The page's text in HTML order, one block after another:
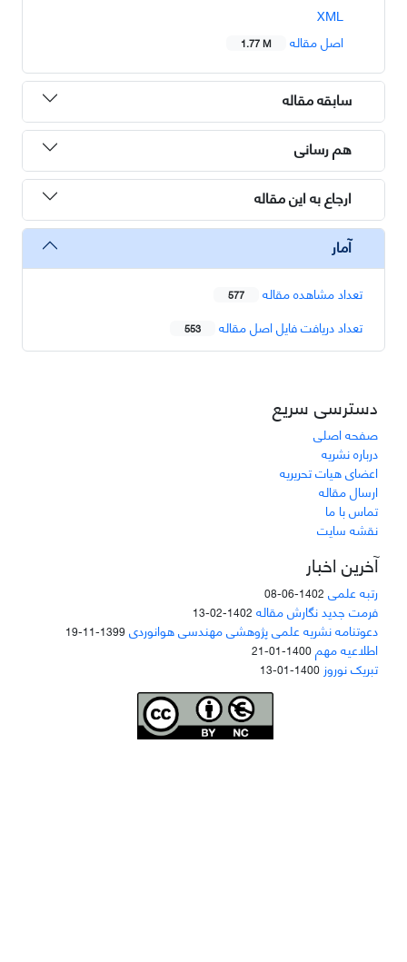
XML
اصل مقاله
1.77 M
سابقه مقاله
هم رسانی
ارجاع به این مقاله
آمار
تعداد مشاهده مقاله 577
تعداد دریافت فایل اصل مقاله 553
دسترسی سریع
صفحه اصلی
درباره نشریه
اعضای هیات تحریریه
ارسال مقاله
تماس با ما
نقشه سایت
آخرین اخبار
رتبه علمی 1402-06-08
فرمت جدید نگارش مقاله 1402-02-13
دعوتنامه نشریه علمی پژوهشی مهندسی هوانوردی1399-11-19
اطلاعیه مهم1400-01-21
تبریک نوروز 1400-01-13